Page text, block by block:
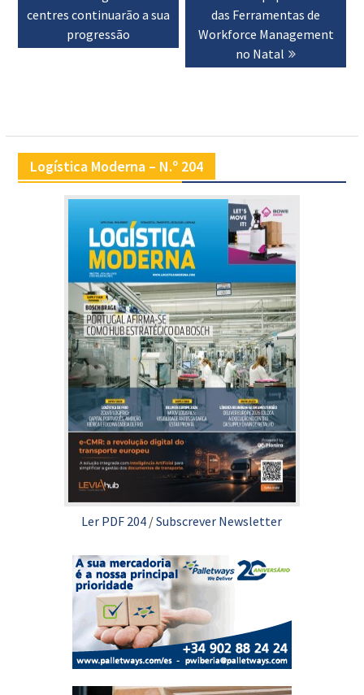
centres continuarão a sua
progressão
das Ferramentas de
Workforce Management
no Natal
Logística Moderna – N.º 204
Ler PDF 204 /Subscrever Newsletter